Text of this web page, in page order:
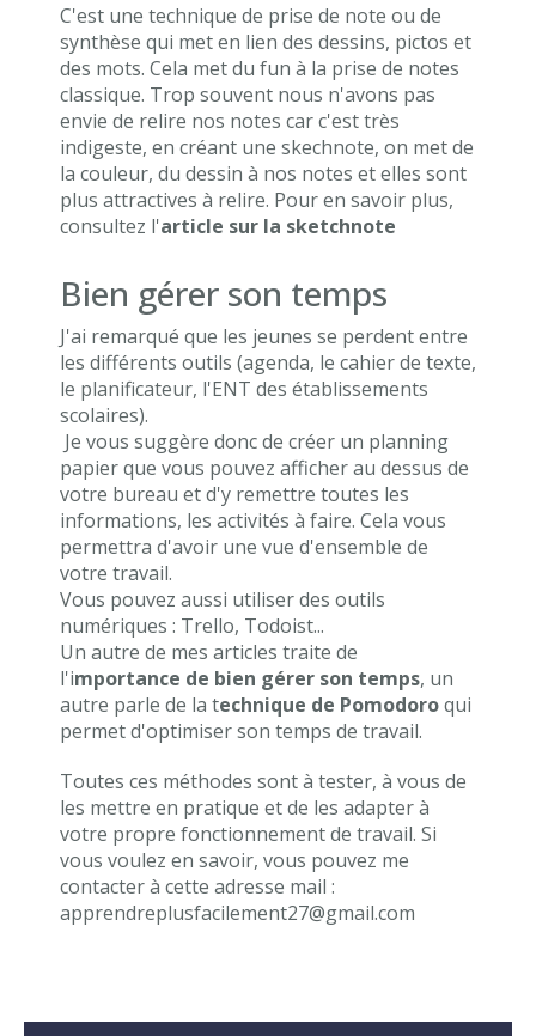
C'est une technique de prise de note ou de
synthèse qui met en lien des dessins, pictos et
des mots. Cela met du fun à la prise de notes
classique. Trop souvent nous n'avons pas
envie de relire nos notes car c'est très
indigeste, en créant une skechnote, on met de
la couleur, du dessin à nos notes et elles sont
plus attractives à relire. Pour en savoir plus,
consultez l'article sur la sketchnote
Bien gérer son temps
J'ai remarqué que les jeunes se perdent entre
les différents outils (agenda, le cahier de texte,
le planificateur, l'ENT des établissements
scolaires).
Je vous suggère donc de créer un planning
papier que vous pouvez afficher au dessus de
votre bureau et d'y remettre toutes les
informations, les activités à faire. Cela vous
permettra d'avoir une vue d'ensemble de
votre travail.
Vous pouvez aussi utiliser des outils
numériques : Trello, Todoist...
Un autre de mes articles traite de
l'importance de bien gérer son temps, un
autre parle de la technique de Pomodoroqui
permet d'optimiser son temps de travail.
Toutes ces méthodes sont à tester, à vous de
les mettre en pratique et de les adapter à
votre propre fonctionnement de travail. Si
vous voulez en savoir, vous pouvez me
contacter à cette adresse mail :
apprendreplusfacilement27@gmail.com